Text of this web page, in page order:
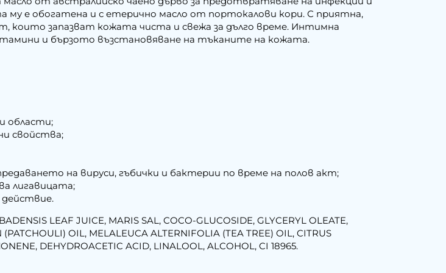
е обогатена и с етерично масло от портокалови кори. С приятна,
които запазват кожата чиста и свежа за дълго време. Интимна
и бързото възстановяване на тъканите на кожата.
области;
свойства;
на вируси, гъбички и бактерии по време на полов акт;
лигавицата;
LEAF JUICE, MARIS SAL, COCO-GLUCOSIDE, GLYCERYL OLEATE,
OIL, MELALEUCA ALTERNIFOLIA (TEA TREE) OIL, CITRUS
DEHYDROACETIC ACID, LINALOOL, ALCOHOL, CI 18965.